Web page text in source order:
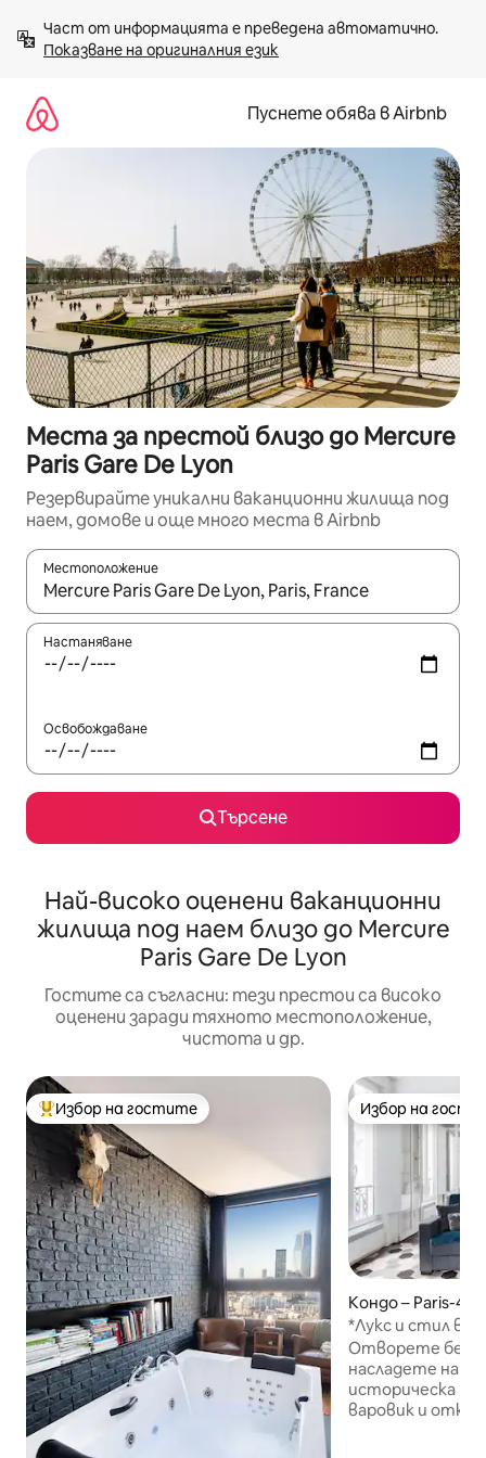
към
съдържанието
Показване на оригиналния език
Пуснете обява в Airbnb
Места за престой близо до Mercure
Paris Gare De Lyon
Резервирайте уникални ваканционни жилища под
наем, домове и още много места в Airbnb
Местоположение
Когато резултатите се покажат, използвайте
Настаняване
Освобождаване
Търсене
Най-високо оценени ваканционни
жилища под наем близо до Mercure
Paris Gare De Lyon
Гостите са съгласни: тези престои са високо
оценени заради тяхното местоположение,
чистота и др.
Най-популярен избор на гостите
Избор на гостите Избор на
Избор на
Кондо – Paris-
ement
*Лукс и стил в
асансьор,
Отворете
насладете на
историческа
варовик и